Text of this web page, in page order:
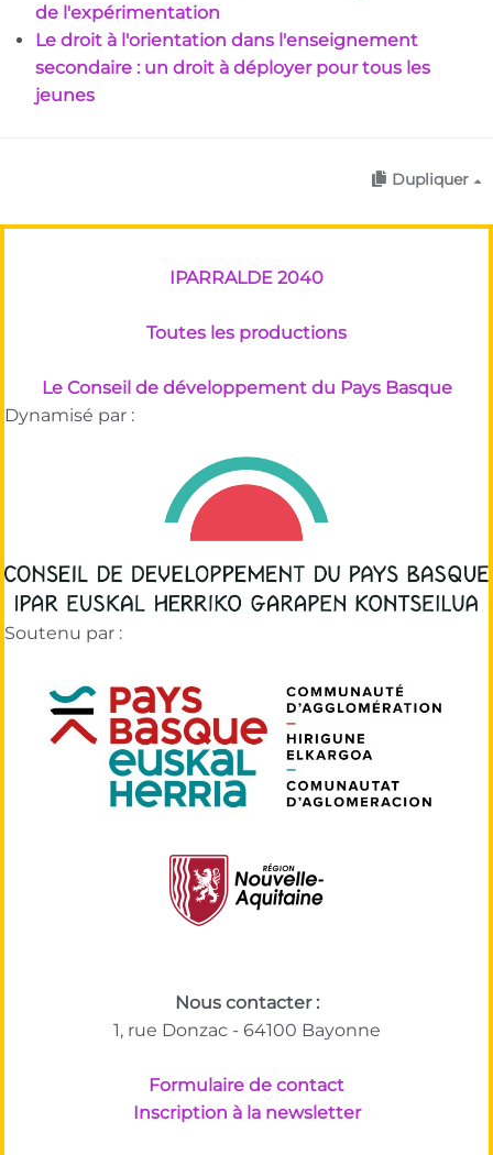
de l'expérimentation
Le droit à l'orientation dans l'enseignement
secondaire : un droit à déployer pour tous les
jeunes
Dupliquer
IPARRALDE 2040
Toutes les productions
Le Conseil de développement du Pays Basque
Dynamisé par :
Soutenu par :
Nous contacter :
1, rue Donzac - 64100 Bayonne
Formulaire de contact
Inscription à la newsletter